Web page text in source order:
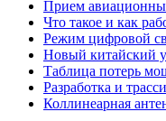
Прием
Что такое и как
Режим цифровой
Новый китайский
Таблица потерь
Разработка и
Коллинеарная